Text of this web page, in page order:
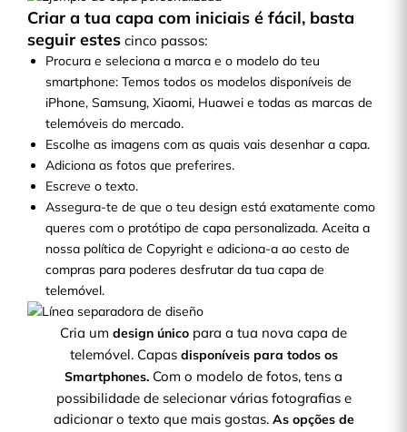
Criar a tua capa com iniciais é fácil, basta
seguir estes cinco passos:
Procura e seleciona a marca e o modelo do teu
smartphone: Temos todos os modelos disponíveis de
iPhone, Samsung, Xiaomi, Huawei e todas as marcas de
telemóveis do mercado.
Escolhe as imagens com as quais vais desenhar a capa.
Adiciona as fotos que preferires.
Escreve o texto.
Assegura-te de que o teu design está exatamente como
queres com o protótipo de capa personalizada. Aceita a
nossa política de Copyright e adiciona-a ao cesto de
compras para poderes desfrutar da tua capa de
telemóvel.
Cria um design único para a tua nova capa de
telemóvel. Capas disponíveis para todos os
Smartphones. Com o modelo de fotos, tens a
possibilidade de selecionar várias fotografias e
adicionar o texto que mais gostas. As opções de